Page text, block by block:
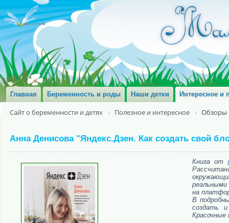
Главная Беременность и роды Наши детки Интересное и
Сайт о беременности и детях Полезное и интересное Обзоры
Анна Денисова "Яндекс.Дзен. Как создать свой
Книга от
реальными
на
В
создать
Красочные